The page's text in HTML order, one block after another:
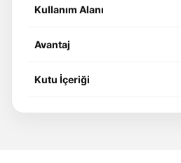
Kullanım Alanı
Avantaj
Kutu İçeriği